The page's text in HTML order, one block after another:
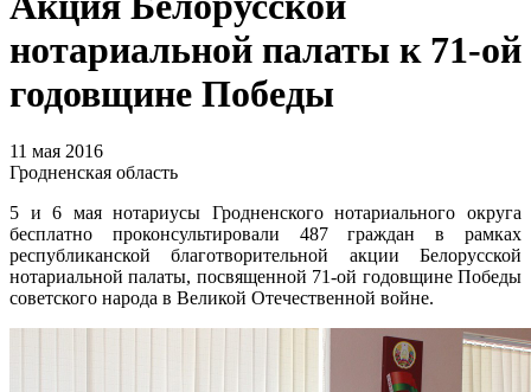
нотариальной палаты к 71-ой
годовщине Победы
11 мая 2016
Гродненская область
5 и 6 мая нотариусы Гродненского нотариального округа
бесплатно проконсультировали 487 граждан в рамках
республиканской благотворительной акции Белорусской
нотариальной палаты, посвященной 71-ой годовщине Победы
советского народа в Великой Отечественной войне.